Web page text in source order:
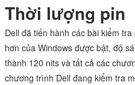
Thời lượng pin
Dell đã tiến hành các bài kiểm
hơn của Windows được bật, độ
thành 120 nits và tất cả các
chương trình Dell đang kiểm tra